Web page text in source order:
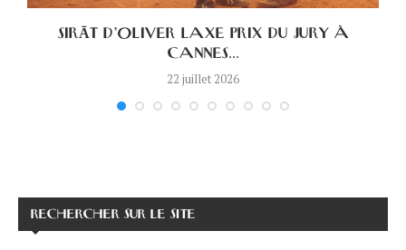
SIRĀT D’OLIVER LAXE PRIX DU JURY À
CANNES...
22 juillet 2026
RECHERCHER SUR LE SITE